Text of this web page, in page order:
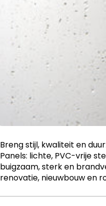
Breng stijl, kwaliteit en
Panels: lichte, PVC-vrije
buigzaam, sterk en
renovatie, nieuwbouw en